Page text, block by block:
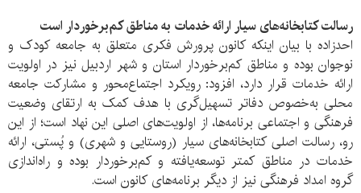
رسالت‌ کتابخانه‌های سیار ارائه خدمات به مناطق کم‌برخوردار است
احدزاده با بیان اینکه کانون پرورش فکری متعلق به جامعه کودک و
نوجوان بوده و مناطق کم‌برخوردار استان و شهر اردبیل نیز در اولویت
ارائه خدمات قرار دار‌د، افزود: رویکرد اجتماع‌محور و مشارکت جامعه
محلی به‌خصوص دفاتر تسهیل‌گری با هدف کمک به ارتقای وضعیت
فرهنگی و اجتماعی برنامه‌ها، از اولویت‌های اصلی این نهاد است؛ از این
رو، رسالت اصلی‌ کتابخانه‌های سیار (روستایی و شهری) و پُستی، ارائه
خدمات در مناطق کمتر توسعه‌یافته و کم‌برخوردار بوده و راه‌اندازی
گروه امداد فرهنگی نیز از دیگر برنامه‌های کانون است.